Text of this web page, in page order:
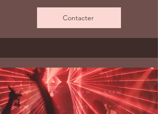
Contacter